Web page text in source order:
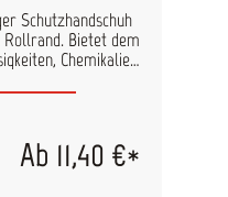
Schutzhandschuh
Bietet dem
Chemikalien
optimales
Handschuh ist
Außerdem
Ab 11,40 €*